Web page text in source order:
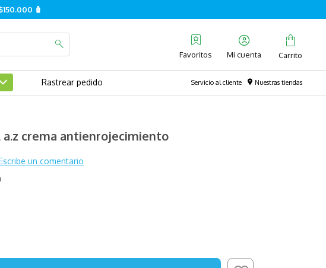
🧴
Favoritos
Rastrear pedido Servicio al cliente Nuestras tiendas
crema antienrojecimiento
un comentario